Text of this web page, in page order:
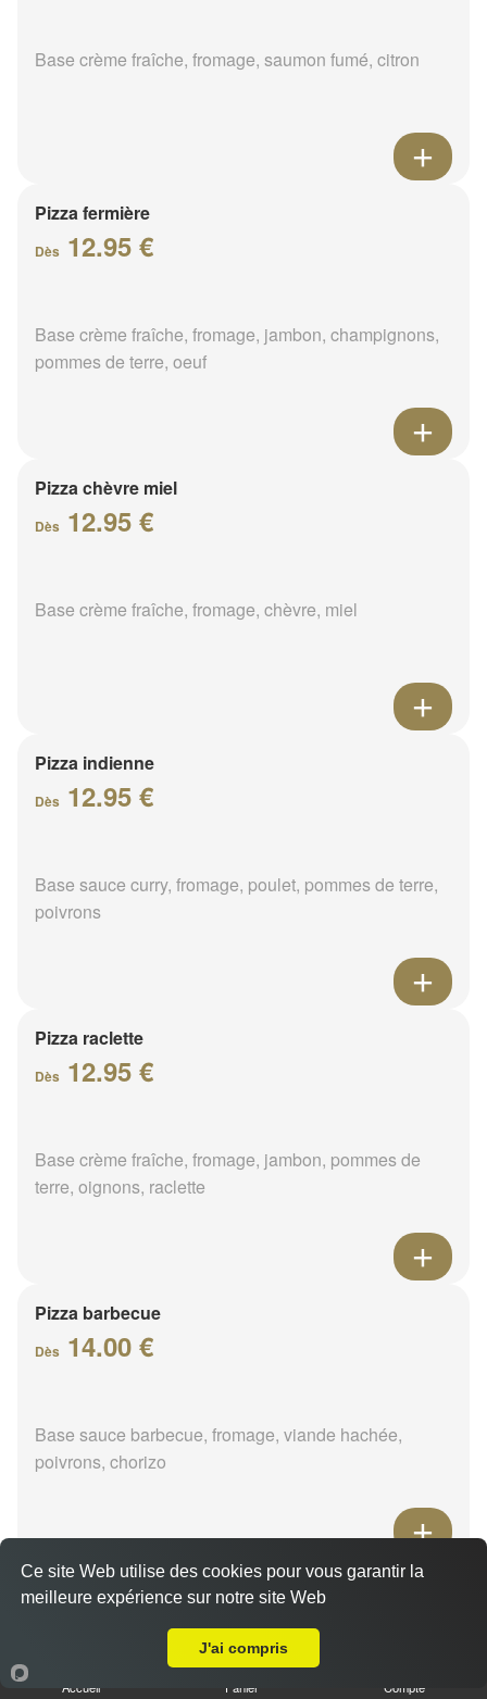
Base crème fraîche, fromage, saumon fumé, citron
Pizza fermière
Dès 12.95 €
Base crème fraîche, fromage, jambon, champignons,
pommes de terre, oeuf
Pizza chèvre miel
Dès 12.95 €
Base crème fraîche, fromage, chèvre, miel
Pizza indienne
Dès 12.95 €
Base sauce curry, fromage, poulet, pommes de terre,
poivrons
Pizza raclette
Dès 12.95 €
Base crème fraîche, fromage, jambon, pommes de
terre, oignons, raclette
Pizza barbecue
Dès 14.00 €
Base sauce barbecue, fromage, viande hachée,
poivrons, chorizo
Pizza cannibale
Accueil Panier Compte
Ce site Web utilise des cookies pour vous garantir la
meilleure expérience sur notre site Web
J'ai compris